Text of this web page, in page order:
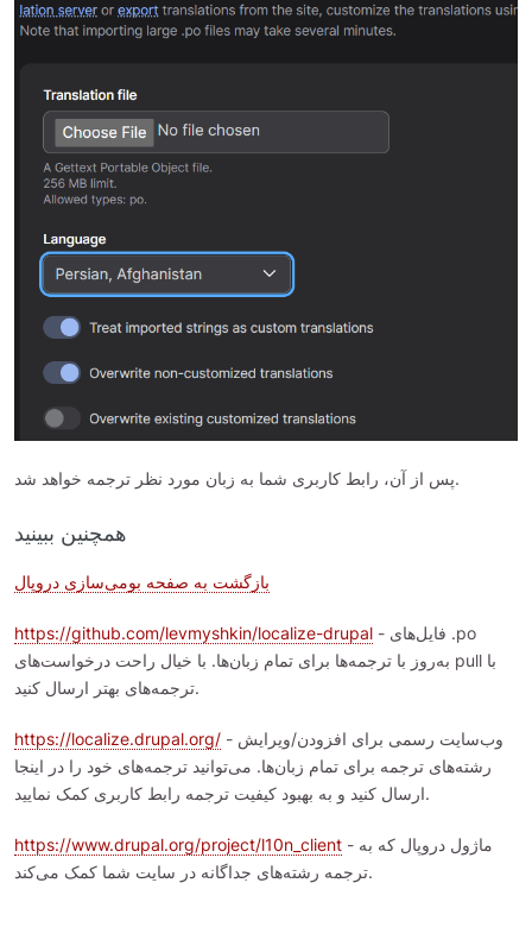
پس از آن، رابط کاربری شما به زبان مورد نظر ترجمه خواهد شد.
همچنین ببینید
بازگشت به صفحه بومی‌سازی دروپال
https://github.com/levmyshkin/localize-drupal - فایل‌های .po
به‌روز با ترجمه‌ها برای تمام زبان‌ها. با خیال راحت درخواست‌های pull با
ترجمه‌های بهتر ارسال کنید.
https://localize.drupal.org/ - وب‌سایت رسمی برای افزودن/ویرایش
رشته‌های ترجمه برای تمام زبان‌ها. می‌توانید ترجمه‌های خود را در اینجا
ارسال کنید و به بهبود کیفیت ترجمه رابط کاربری کمک نمایید.
https://www.drupal.org/project/l10n_client - ماژول دروپال که به
ترجمه رشته‌های جداگانه در سایت شما کمک می‌کند.